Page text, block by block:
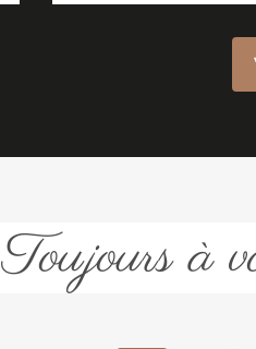
Toujours à